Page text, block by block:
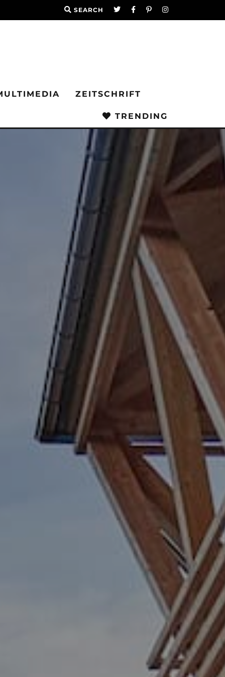
SEARCH
ZEITSCHRIFT
TRENDING